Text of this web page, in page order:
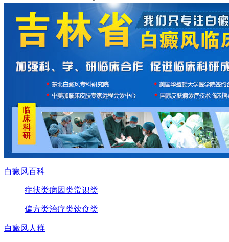
白癜风百科
症状类病因类常识类
偏方类治疗类饮食类
白癜风人群